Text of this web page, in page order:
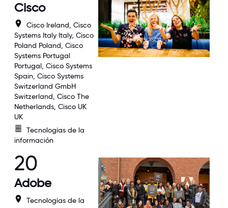
Cisco
Cisco Ireland, Cisco
Systems Italy Italy, Cisco
Poland Poland, Cisco
Systems Portugal
Portugal, Cisco Systems
Spain, Cisco Systems
Switzerland GmbH
Switzerland, Cisco The
Netherlands, Cisco UK
UK
Tecnologías de la
información
20
Adobe
Tecnologías de la